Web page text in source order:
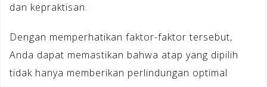
dan kepraktisan.
Dengan memperhatikan faktor-faktor tersebut,
Anda dapat memastikan bahwa atap yang dipilih
tidak hanya memberikan perlindungan optimal